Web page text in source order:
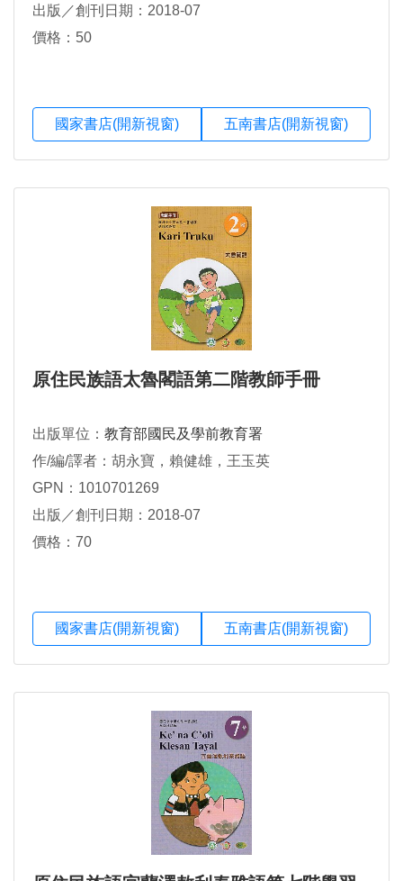
出版／創刊日期：2018-07
價格：50
國家書店(開新視窗) 五南書店(開新視窗)
原住民族語太魯閣語第二階教師手冊
出版單位： 教育部國民及學前教育署
作/編/譯者：胡永寶，賴健雄，王玉英
GPN：1010701269
出版／創刊日期：2018-07
價格：70
國家書店(開新視窗) 五南書店(開新視窗)